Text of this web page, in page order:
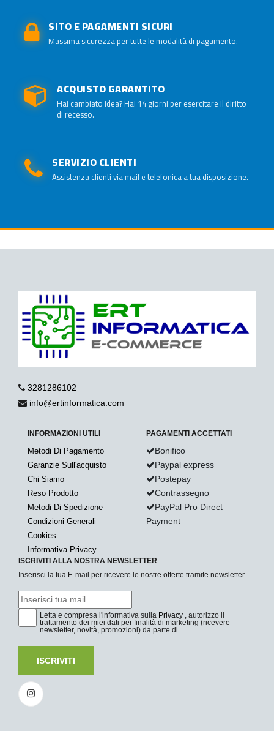
SITO E PAGAMENTI SICURI
Massima sicurezza per tutte le modalità di pagamento.
ACQUISTO GARANTITO
Hai cambiato idea? Hai 14 giorni per esercitare il diritto
di recesso.
SERVIZIO CLIENTI
Assistenza clienti via mail e telefonica a tua disposizione.
3281286102
info@ertinformatica.com
INFORMAZIONI UTILI
Metodi Di Pagamento
Garanzie Sull'acquisto
Chi Siamo
Reso Prodotto
Metodi Di Spedizione
Condizioni Generali
Cookies
Informativa Privacy
PAGAMENTI ACCETTATI
Bonifico
Paypal express
Postepay
Contrassegno
PayPal Pro Direct
Payment
ISCRIVITI ALLA NOSTRA NEWSLETTER
Inserisci la tua E-mail per ricevere le nostre offerte tramite newsletter.
Letta e compresa l'informativa sulla Privacy , autorizzo il
trattamento dei miei dati per finalità di marketing (ricevere
newsletter, novità, promozioni) da parte di
ISCRIVITI